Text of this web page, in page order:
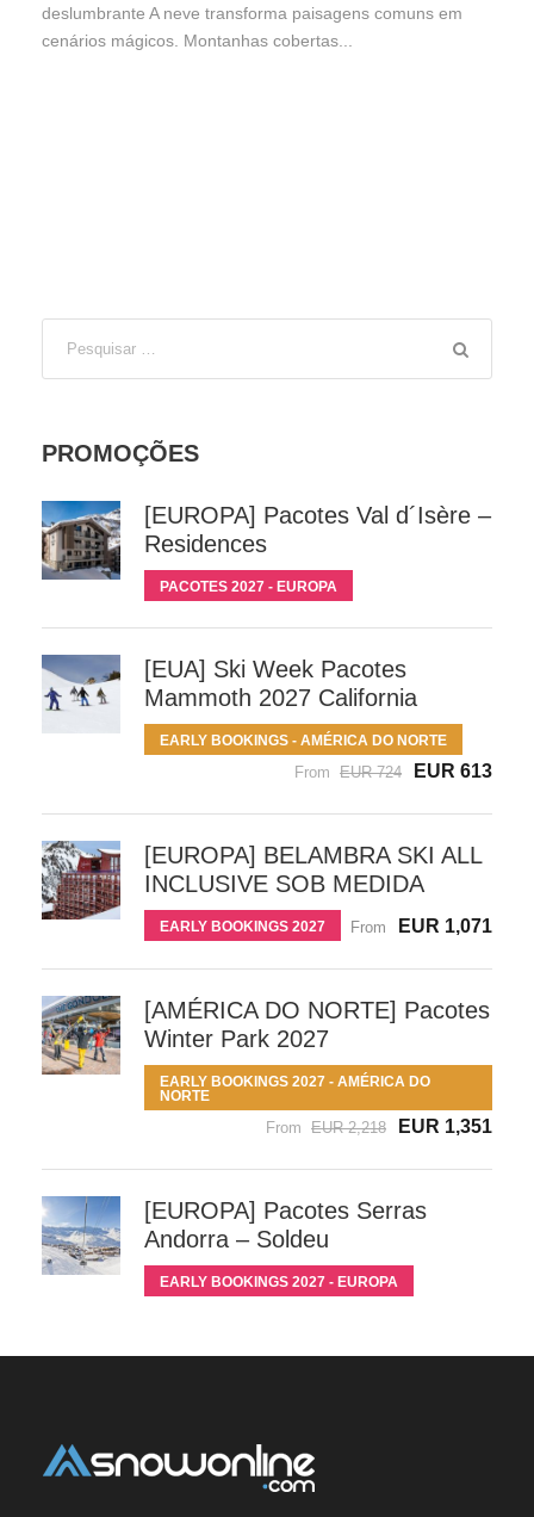
deslumbrante A neve transforma paisagens comuns em
cenários mágicos. Montanhas cobertas...
PROMOÇÕES
[EUROPA] Pacotes Val d´Isère –
Residences
PACOTES 2027 - EUROPA
[EUA] Ski Week Pacotes
Mammoth 2027 California
EARLY BOOKINGS - AMÉRICA DO NORTE
From EUR 724 EUR 613
[EUROPA] BELAMBRA SKI ALL
INCLUSIVE SOB MEDIDA
EARLY BOOKINGS 2027 From EUR 1,071
[AMÉRICA DO NORTE] Pacotes
Winter Park 2027
EARLY BOOKINGS 2027 - AMÉRICA DO
NORTE
From EUR 2,218 EUR 1,351
[EUROPA] Pacotes Serras
Andorra – Soldeu
EARLY BOOKINGS 2027 - EUROPA